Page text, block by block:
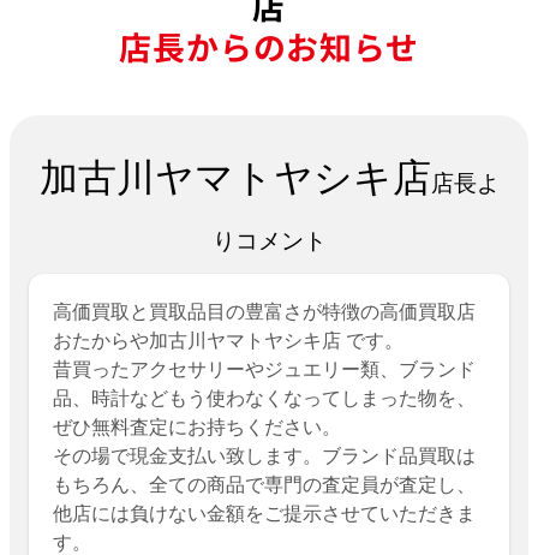
店長からのお知らせ
加古川ヤマトヤシキ店店長よ
りコメント
高価買取と買取品目の豊富さが特徴の高価買取店
おたからや加古川ヤマトヤシキ店 です。
昔買ったアクセサリーやジュエリー類、ブランド
品、時計などもう使わなくなってしまった物を、
ぜひ無料査定にお持ちください。
その場で現金支払い致します。ブランド品買取は
もちろん、全ての商品で専門の査定員が査定し、
他店には負けない金額をご提示させていただきま
す。